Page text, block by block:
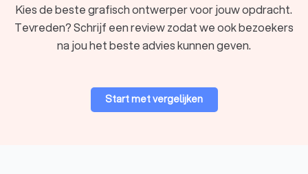
Kies de beste grafisch ontwerper voor jouw opdracht.
Tevreden? Schrijf een review zodat we ook bezoekers
na jou het beste advies kunnen geven.
Start met vergelijken